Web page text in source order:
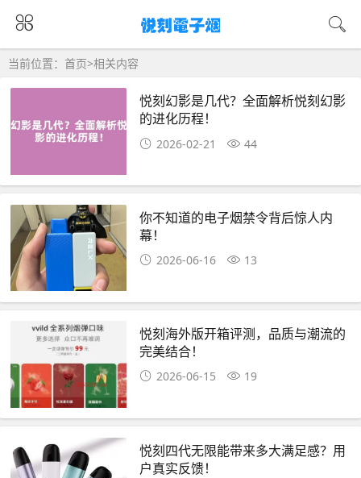
当前位置： 首页>相关内容
悦刻幻影是几代？全面解析悦刻幻影
的进化历程！
2026-02-21 44
你不知道的电子烟禁令背后惊人内
幕！
2026-06-16 13
悦刻海外版开箱评测，品质与潮流的
完美结合！
2026-06-15 19
悦刻四代无限能带来多大满足感？用
户真实反馈！